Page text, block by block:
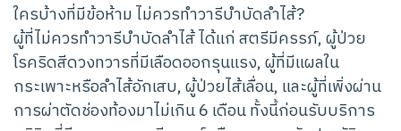
ใครบ้างที่มีข้อห้าม ไม่ควรทำวารีบำบัดลำไส้?
ผู้ที่ไม่ควรทำวารีบำบัดลำไส้ ได้แก่ สตรีมีครรภ์, ผู้ป่วย
โรคริดสีดวงทวารที่มีเลือดออกรุนแรง, ผู้ที่มีแผลใน
กระเพาะหรือลำไส้อักเสบ, ผู้ป่วยไส้เลื่อน, และผู้ที่เพิ่งผ่าน
การผ่าตัดช่องท้องมาไม่เกิน 6 เดือน ทั้งนี้ก่อนรับบริการ